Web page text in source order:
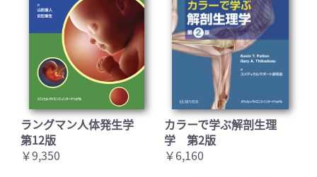
カートへ進む
ラングマン人体発生学
第12版
￥9,350
カラーで学ぶ解剖生理
学 第2版
￥6,160